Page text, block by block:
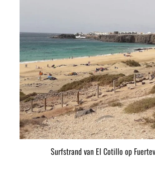
Surfstrand van El Cotillo op